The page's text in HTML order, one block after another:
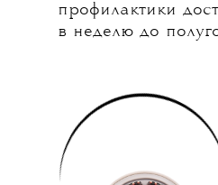
профилактики
в неделю до